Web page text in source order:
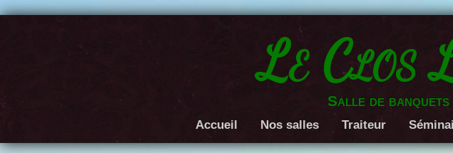
Le Clos
Salle de
Accueil Nos salles Traiteur